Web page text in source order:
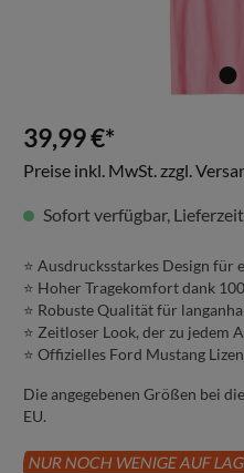
39,99 €*
Preise inkl. MwSt. zzgl.
Sofort verfügbar,
⭐️ Ausdrucksstarkes Design für
⭐️ Hoher Tragekomfort dank
⭐️ Robuste Qualität für
⭐️ Zeitloser Look, der zu jedem
⭐️ Offizielles Ford Mustang
Die angegebenen Größen bei
EU.
NUR NOCH WENIGE AUF